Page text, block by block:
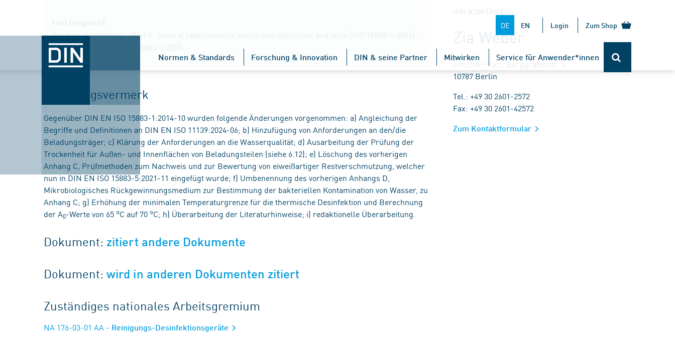
DE EN Login Zum Shop
Normen & Standards Forschung & Innovation DIN & seine Partner Mitwirken Service für Anwender*innen
Washer-disinfectors - Part 1: General requirements, terms and definitions and tests (ISO 15883-1:2024);
German version EN ISO 15883-1:2025
Änderungsvermerk
Gegenüber DIN EN ISO 15883-1:2014-10 wurden folgende Änderungen vorgenommen: a) Angleichung der
Begriffe und Definitionen an DIN EN ISO 11139:2024-06; b) Hinzufügung von Anforderungen an den/die
Beladungsträger; c) Klärung der Anforderungen an die Wasserqualität; d) Ausarbeitung der Prüfung der
Trockenheit für Außen- und Innenflächen von Beladungsteilen (siehe 6.12); e) Löschung des vorherigen
Anhang C, Prüfmethoden zum Nachweis und zur Bewertung von eiweißartiger Restverschmutzung, welcher
nun in DIN EN ISO 15883-5:2021-11 eingefügt wurde; f) Umbenennung des vorherigen Anhangs D,
Mikrobiologisches Rückgewinnungsmedium zur Bestimmung der bakteriellen Kontamination von Wasser, zu
Anhang C; g) Erhöhung der minimalen Temperaturgrenze für die thermische Desinfektion und Berechnung
der A0-Werte von 65 °C auf 70 °C; h) Überarbeitung der Literaturhinweise; i) redaktionelle Überarbeitung.
Dokument: zitiert andere Dokumente
Dokument:wird in anderen Dokumenten zitiert
Zuständiges nationales Arbeitsgremium
NA 176-03-01 AA - Reinigungs-Desinfektionsgeräte
IHR KONTAKT
Zia Weber
Am DIN-Platz, Burggrafenstr. 6
10787 Berlin
Tel.: +49 30 2601-2572
Fax: +49 30 2601-42572
Zum Kontaktformular